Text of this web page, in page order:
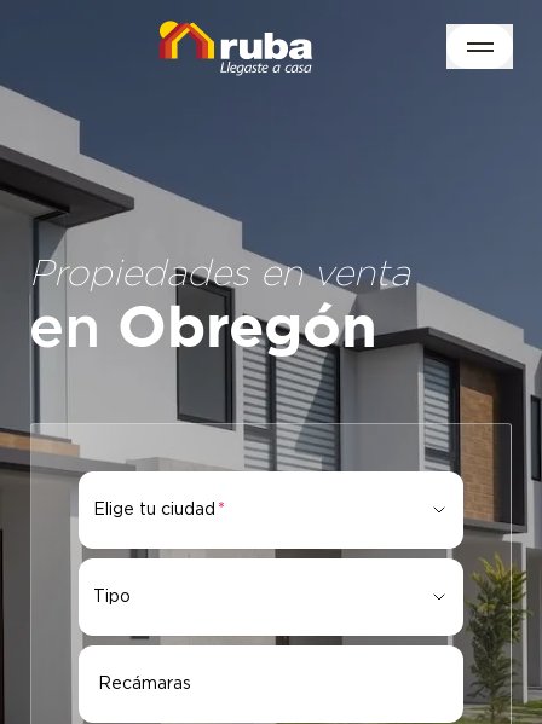
Propiedades en venta
en Obregón
Elige tu ciudad
Tipo
Recámaras